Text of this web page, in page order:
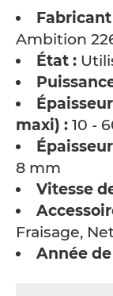
Ambition
État :
maxi) : 10 -
8 mm
Vitesse
Fraisage,
Année